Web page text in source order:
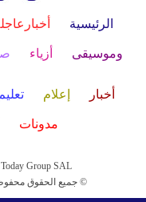
الرئيسية
وموسيقى أزياء
أخبار إعلام تعليم
مدونات
Group SAL
جميع الحقوق محفوظة لمجموعة العرب اليوم الاعلامية 2025 ©